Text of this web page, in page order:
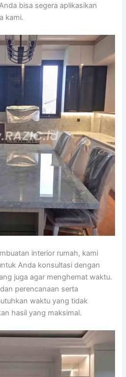
bisa segera aplikasikan
kami.
interior rumah, kami
Anda konsultasi dengan
juga agar menghemat waktu.
perencanaan serta
waktu yang tidak
hasil yang maksimal.